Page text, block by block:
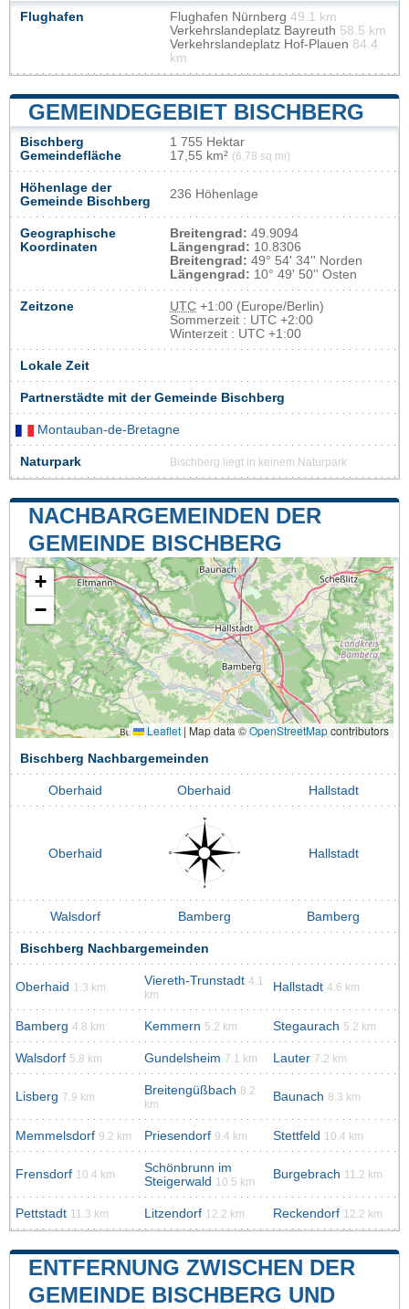
Flughafen Flughafen Nürnberg 49.1 km
Verkehrslandeplatz Bayreuth 58.5 km
Verkehrslandeplatz Hof-Plauen 84.4
km
GEMEINDEGEBIET BISCHBERG
Bischberg
Gemeindefläche
1 755 Hektar
17,55 km² (6,78 sq mi)
Höhenlage der
Gemeinde Bischberg
236 Höhenlage
Geographische
Koordinaten
Breitengrad: 49.9094
Längengrad: 10.8306
Breitengrad: 49° 54' 34'' Norden
Längengrad: 10° 49' 50'' Osten
Zeitzone UTC +1:00 (Europe/Berlin)
Sommerzeit : UTC +2:00
Winterzeit : UTC +1:00
Lokale Zeit
Partnerstädte mit der Gemeinde Bischberg
Montauban-de-Bretagne
Naturpark Bischberg liegt in keinem Naturpark
NACHBARGEMEINDEN DER
GEMEINDE BISCHBERG
+
−
Leaflet | Map data ©OpenStreetMapcontributors
Bischberg Nachbargemeinden
Oberhaid Oberhaid Hallstadt
Oberhaid Hallstadt
Walsdorf Bamberg Bamberg
Bischberg Nachbargemeinden
Oberhaid 1.3 km Viereth-Trunstadt 4.1
km
Hallstadt 4.6 km
Bamberg 4.8 km Kemmern 5.2 km Stegaurach 5.2 km
Walsdorf 5.8 km Gundelsheim 7.1 km Lauter 7.2 km
Lisberg 7.9 km Breitengüßbach 8.2
km
Baunach 8.3 km
Memmelsdorf 9.2 km Priesendorf 9.4 km Stettfeld 10.4 km
Frensdorf 10.4 km
Schönbrunn im
Steigerwald 10.5 km
Burgebrach 11.2 km
Pettstadt 11.3 km Litzendorf 12.2 km Reckendorf 12.2 km
ENTFERNUNG ZWISCHEN DER
GEMEINDE BISCHBERG UND